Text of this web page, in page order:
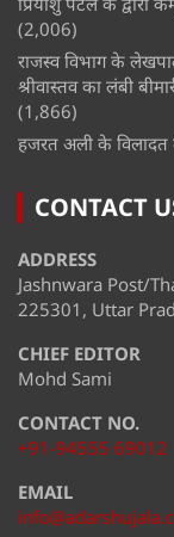
(2,006)
राजस्व विभाग के
श्रीवास्तव का लंबी
(1,866)
हजरत अली के विलादत
CONTACT
ADDRESS
Jashnwara Post/
225301, Uttar
CHIEF EDITOR
Mohd Sami
CONTACT NO.
+91-94555 69012
EMAIL